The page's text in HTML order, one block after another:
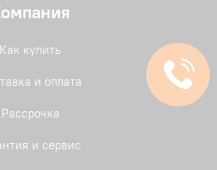
Как купить
и оплата
Рассрочка
и сервис